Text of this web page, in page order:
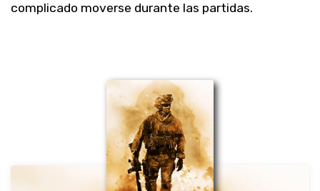
complicado moverse durante las partidas.